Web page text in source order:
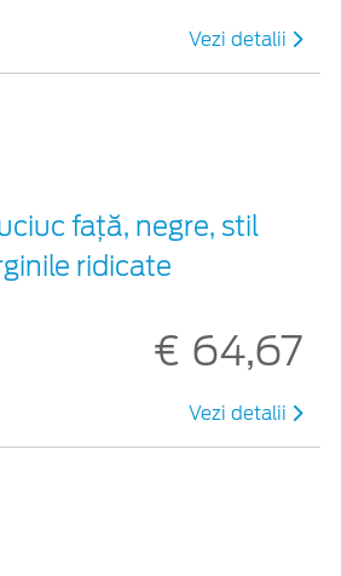
Vezi detalii
față, negre, stil
ridicate
€ 64,67
Vezi detalii